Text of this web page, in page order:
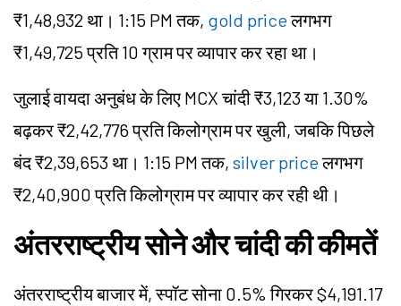
₹1,48,932 था। 1:15 PM तक, gold priceलगभग
₹1,49,725 प्रति 10 ग्राम पर व्यापार कर रहा था।
जुलाई वायदा अनुबंध के लिए MCX चांदी ₹3,123 या 1.30%
बढ़कर ₹2,42,776 प्रति किलोग्राम पर खुली, जबकि पिछले
बंद ₹2,39,653 था। 1:15 PM तक, silver priceलगभग
₹2,40,900 प्रति किलोग्राम पर व्यापार कर रही थी।
अंतरराष्ट्रीय सोने और चांदी की कीमतें
अंतरराष्ट्रीय बाजार में, स्पॉट सोना 0.5% गिरकर $4,191.17